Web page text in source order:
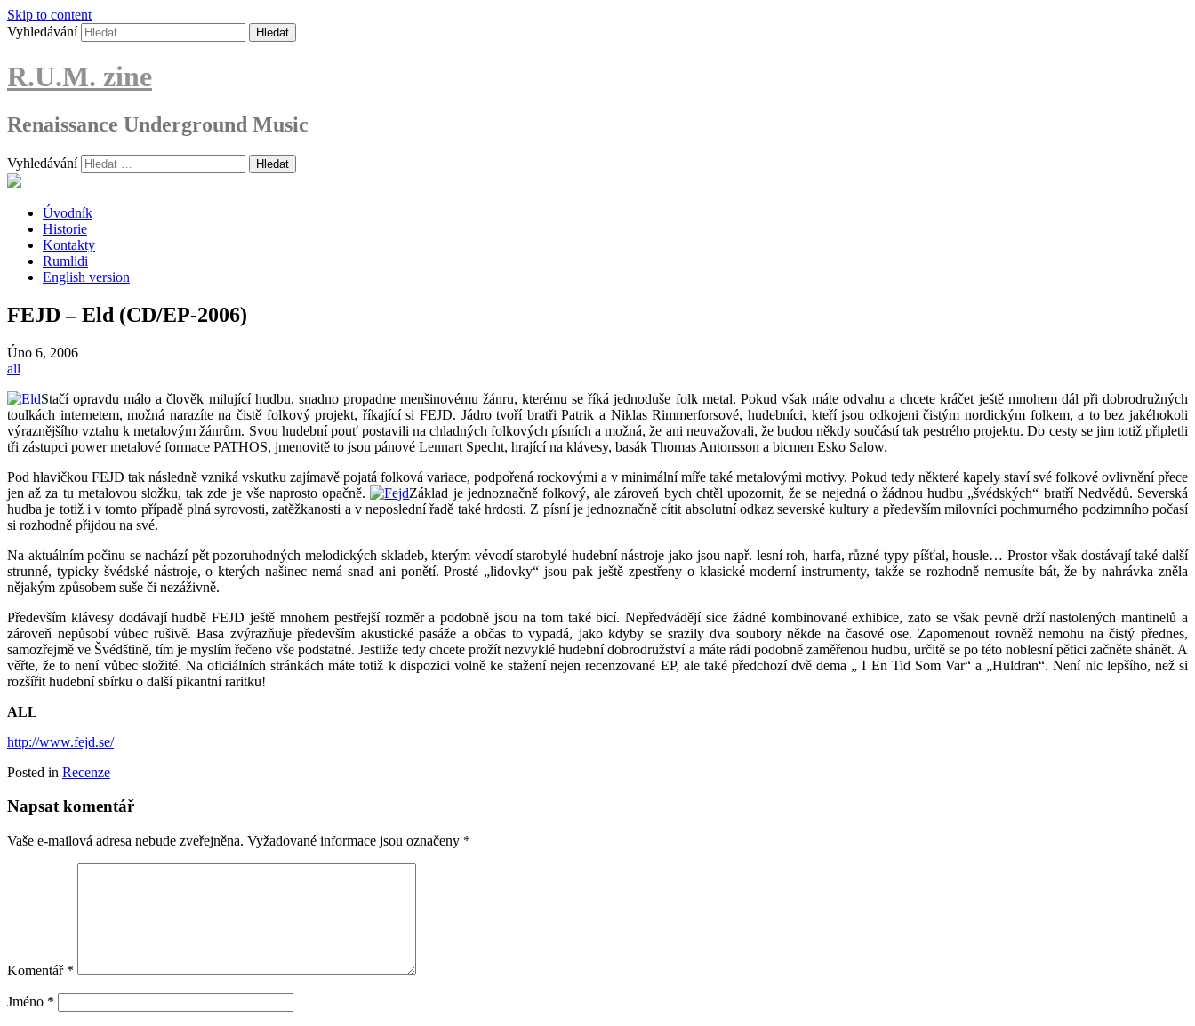
Skip to content
Vyhledávání
R.U.M. zine
Renaissance Underground Music
Vyhledávání
Úvodník
Historie
Kontakty
Rumlidi
English version
FEJD – Eld (CD/EP-2006)
Úno 6, 2006
all
Stačí opravdu málo a člověk milující hudbu, snadno propadne menšinovému žánru, kterému se říká jednoduše folk metal. Pokud však máte odvahu a chcete kráčet ještě mnohem dál při dobrodružných
toulkách internetem, možná narazíte na čistě folkový projekt, říkající si FEJD. Jádro tvoří bratři Patrik a Niklas Rimmerforsové, hudebníci, kteří jsou odkojeni čistým nordickým folkem, a to bez jakéhokoli
výraznějšího vztahu k metalovým žánrům. Svou hudební pouť postavili na chladných folkových písních a možná, že ani neuvažovali, že budou někdy součástí tak pestrého projektu. Do cesty se jim totiž připletli
tři zástupci power metalové formace PATHOS, jmenovitě to jsou pánové Lennart Specht, hrající na klávesy, basák Thomas Antonsson a bicmen Esko Salow.
Pod hlavičkou FEJD tak následně vzniká vskutku zajímavě pojatá folková variace, podpořená rockovými a v minimální míře také metalovými motivy. Pokud tedy některé kapely staví své folkové ovlivnění přece
jen až za tu metalovou složku, tak zde je vše naprosto opačně.
Základ je jednoznačně folkový, ale zároveň bych chtěl upozornit, že se nejedná o žádnou hudbu „švédských“ bratří Nedvědů. Severská
hudba je totiž i v tomto případě plná syrovosti, zatěžkanosti a v neposlední řadě také hrdosti. Z písní je jednoznačně cítit absolutní odkaz severské kultury a především milovníci pochmurného podzimního počasí
si rozhodně přijdou na své.
Na aktuálním počinu se nachází pět pozoruhodných melodických skladeb, kterým vévodí starobylé hudební nástroje jako jsou např. lesní roh, harfa, různé typy píšťal, housle… Prostor však dostávají také další
strunné, typicky švédské nástroje, o kterých našinec nemá snad ani ponětí. Prosté „lidovky“ jsou pak ještě zpestřeny o klasické moderní instrumenty, takže se rozhodně nemusíte bát, že by nahrávka zněla
nějakým způsobem suše či nezáživně.
Především klávesy dodávají hudbě FEJD ještě mnohem pestřejší rozměr a podobně jsou na tom také bicí. Nepředvádějí sice žádné kombinované exhibice, zato se však pevně drží nastolených mantinelů a
zároveň nepůsobí vůbec rušivě. Basa zvýrazňuje především akustické pasáže a občas to vypadá, jako kdyby se srazily dva soubory někde na časové ose. Zapomenout rovněž nemohu na čistý přednes,
samozřejmě ve Švédštině, tím je myslím řečeno vše podstatné. Jestliže tedy chcete prožít nezvyklé hudební dobrodružství a máte rádi podobně zaměřenou hudbu, určitě se po této noblesní pětici začněte shánět. A
věřte, že to není vůbec složité. Na oficiálních stránkách máte totiž k dispozici volně ke stažení nejen recenzované EP, ale také předchozí dvě dema „ I En Tid Som Var“ a „Huldran“. Není nic lepšího, než si
rozšířit hudební sbírku o další pikantní raritku!
ALL
http://www.fejd.se/
Posted in Recenze
Napsat komentář
Vaše e-mailová adresa nebude zveřejněna. Vyžadované informace jsou označeny *
Komentář *
Jméno *